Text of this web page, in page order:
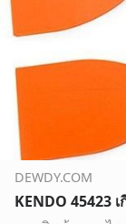
DEWDY.COM
KENDO 45423